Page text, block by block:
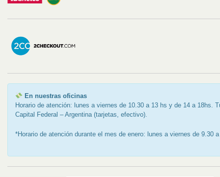
En nuestras oficinas
Horario de atención: lunes a viernes de 10.30 a 13 hs y de 14 a 18hs.
Capital Federal – Argentina (tarjetas, efectivo).
*Horario de atención durante el mes de enero: lunes a viernes de 9.30